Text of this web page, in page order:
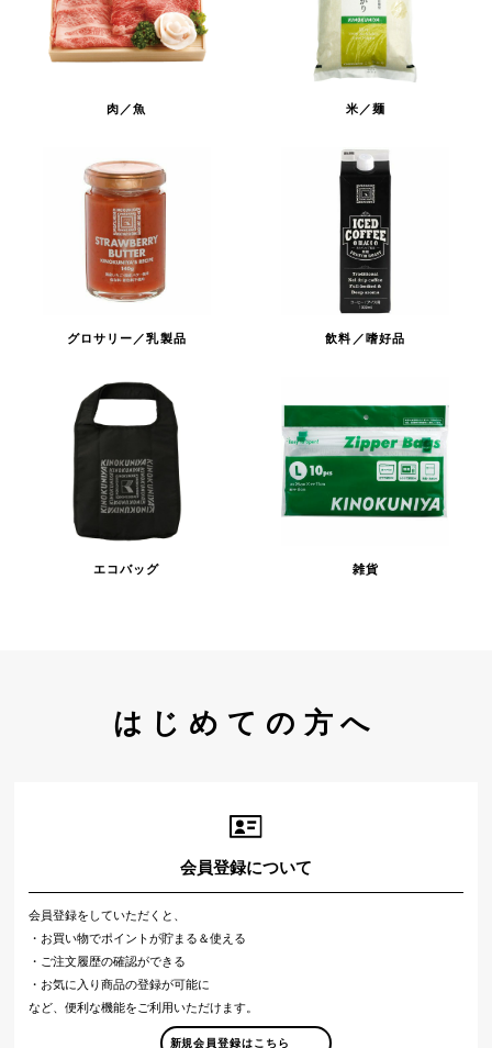
肉／魚 米／麺
グロサリー／乳製品 飲料／嗜好品
エコバッグ 雑貨
はじめての方へ
会員登録について
会員登録をしていただくと、
・お買い物でポイントが貯まる＆使える
・ご注文履歴の確認ができる
・お気に入り商品の登録が可能に
など、便利な機能をご利用いただけます。
新規会員登録はこちら